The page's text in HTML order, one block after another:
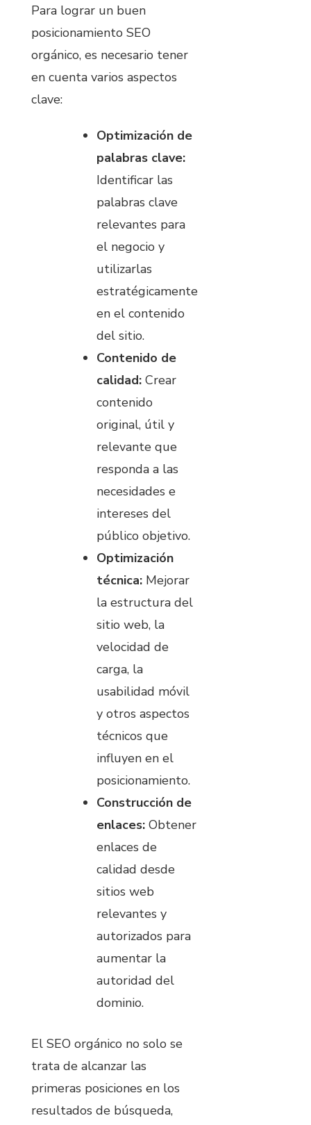
Para lograr un buen
posicionamiento SEO
orgánico, es necesario tener
en cuenta varios aspectos
clave:
Optimización de
palabras clave:
Identificar las
palabras clave
relevantes para
el negocio y
utilizarlas
estratégicamente
en el contenido
del sitio.
Contenido de
calidad: Crear
contenido
original, útil y
relevante que
responda a las
necesidades e
intereses del
público objetivo.
Optimización
técnica: Mejorar
la estructura del
sitio web, la
velocidad de
carga, la
usabilidad móvil
y otros aspectos
técnicos que
influyen en el
posicionamiento.
Construcción de
enlaces: Obtener
enlaces de
calidad desde
sitios web
relevantes y
autorizados para
aumentar la
autoridad del
dominio.
El SEO orgánico no solo se
trata de alcanzar las
primeras posiciones en los
resultados de búsqueda,